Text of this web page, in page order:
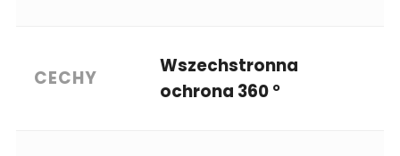
CECHY
Wszechstronna
ochrona 360 °